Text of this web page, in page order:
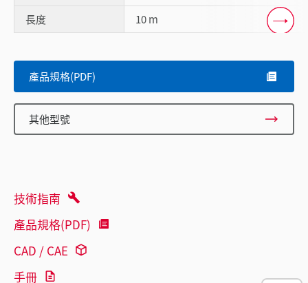
長度
10 m
產品規格(PDF)
其他型號
技術指南
產品規格(PDF)
CAD / CAE
手冊